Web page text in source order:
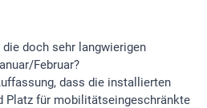
doch sehr langwierigen
Februar?
dass die installierten
Platz für mobilitätseingeschränkte